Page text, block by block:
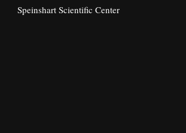
Speinshart Scientific Center